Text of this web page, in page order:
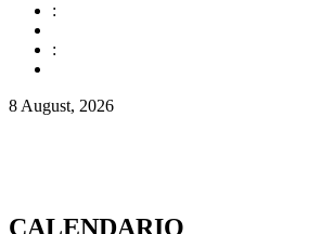
:
:
8 August, 2026
CALENDARIO